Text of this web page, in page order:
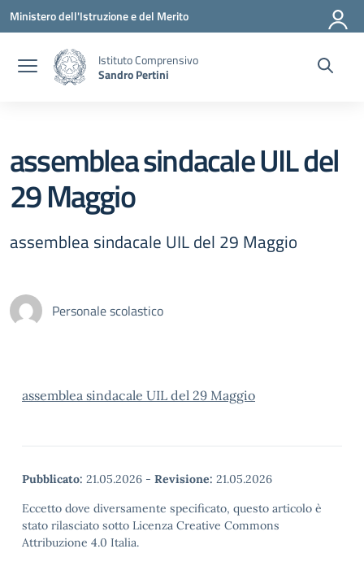
Vai ai contenuti
Vai al menu di navigazione
Vai al footer
Ministero dell'Istruzione e del Merito
Istituto Comprensivo
Sandro Pertini
assemblea sindacale UIL del
29 Maggio
assemblea sindacale UIL del 29 Maggio
Personale scolastico
assemblea sindacale UIL del 29 Maggio
Pubblicato: 21.05.2026 - Revisione: 21.05.2026
Eccetto dove diversamente specificato, questo articolo è
stato rilasciato sotto Licenza Creative Commons
Attribuzione 4.0 Italia.